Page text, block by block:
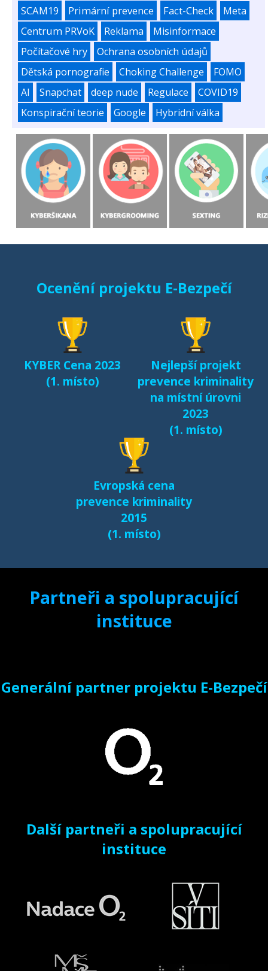
SCAM19
Primární prevence Fact-Check
Meta
Centrum PRVoK
Reklama
Misinformace
Počítačové hry
Ochrana osobních údajů
Dětská pornografie
Choking Challenge
FOMO
AI
Snapchat deep nude Regulace
COVID19
Konspirační teorie
Google Hybridní válka
Ocenění projektu E-Bezpečí
KYBER Cena 2023
(1. místo)
Nejlepší projekt
prevence kriminality
na místní úrovni
2023
(1. místo)
Evropská cena
prevence kriminality
2015
(1. místo)
Partneři a spolupracující
instituce
Generální partner projektu E-Bezpečí
Další partneři a spolupracující
instituce